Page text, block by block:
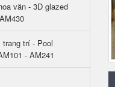
văn - 3D glazed
trang trí - Pool
- AM241